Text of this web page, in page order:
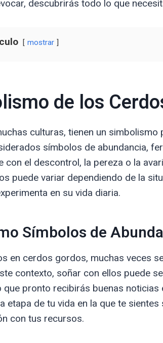
descubrirás todo lo que
mostrar
de los
culturas, tienen un
símbolos de abundancia,
con el descontrol, la pereza o la
puede variar dependiendo de la
en su vida diaria.
Símbolos de
en cerdos gordos, muchas veces
contexto, soñar con ellos puede
pronto recibirás buenas
etapa de tu vida en la que te
con tus recursos.